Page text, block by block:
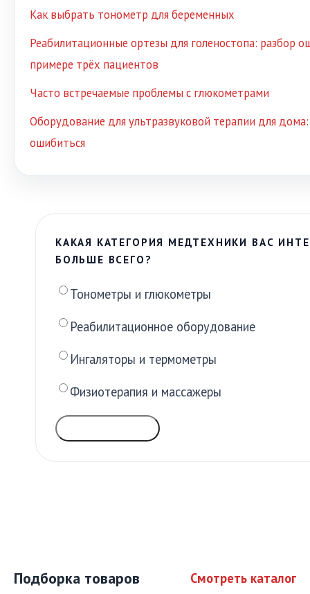
Как выбрать тонометр для беременных
Реабилитационные ортезы для голеностопа: разбор
примере трёх пациентов
Часто встречаемые проблемы с глюкометрами
Оборудование для ультразвуковой терапии для
ошибиться
КАКАЯ КАТЕГОРИЯ МЕДТЕХНИКИ ВАС
БОЛЬШЕ ВСЕГО?
Тонометры и глюкометры
Реабилитационное оборудование
Ингаляторы и термометры
Физиотерапия и массажеры
Подборка товаров Смотреть каталог